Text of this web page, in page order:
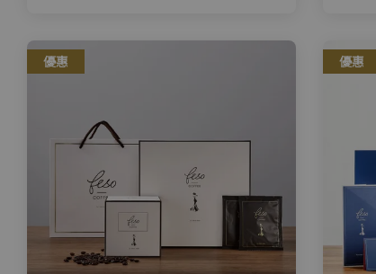
優惠 優惠